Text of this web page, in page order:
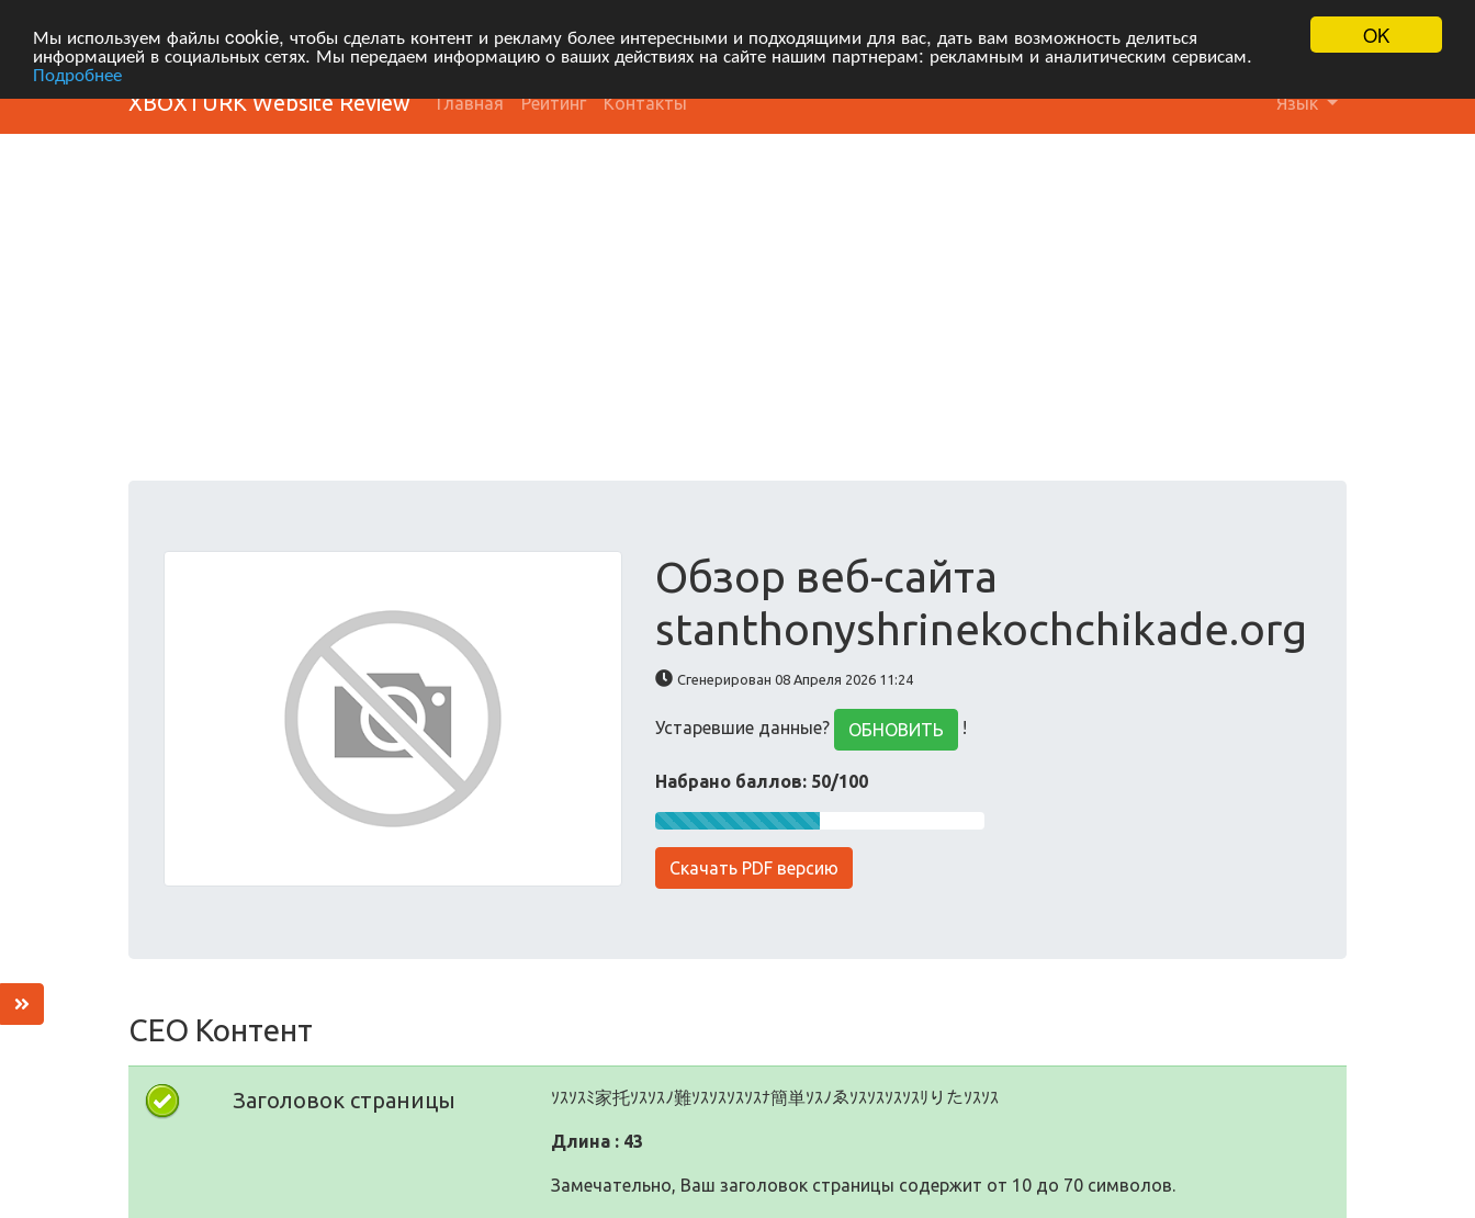
OK
Мы используем файлы cookie, чтобы сделать контент и рекламу более интересными и подходящими для вас, дать вам возможность делиться
информацией в социальных сетях. Мы передаем информацию о ваших действиях на сайте нашим партнерам: рекламным и аналитическим сервисам.
Подробнее
XBOXTURK Website Review Главная Рейтинг Контакты Язык
Обзор веб-сайта
stanthonyshrinekochchikade.org
Сгенерирован 08 Апреля 2026 11:24
Устаревшие данные? ОБНОВИТЬ !
Набрано баллов: 50/100
Скачать PDF версию
СЕО Контент
Заголовок страницы ｿｽｿｽﾐ家托ｿｽｿｽﾉ難ｿｽｿｽｿｽｿｽﾅ簡単ｿｽﾉゑｿｽｿｽｿｽｿｽﾘりたｿｽｿｽ
Длина : 43
Замечательно, Ваш заголовок страницы содержит от 10 до 70 символов.